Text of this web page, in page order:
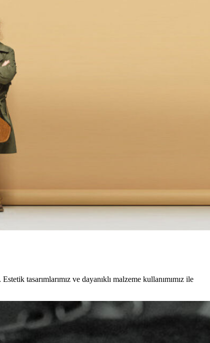
tasarımlarımız ve dayanıklı malzeme kullanımımız ile